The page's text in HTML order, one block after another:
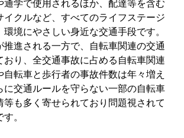
通学で使用されるほか、配達等を含む
イクルなど、すべてのライフステージ
境にやさしい身近な交通手段です。
推進される一方で、自転車関連の交通
おり、全交通事故に占める自転車関連
転車と歩行者の事故件数は年々増え
に交通ルールを守らない一部の自転車
等も多く寄せられており問題視されて
。